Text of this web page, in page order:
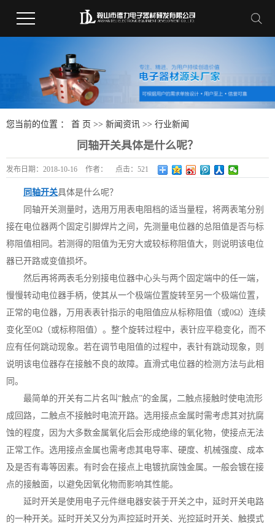
您当前的位置 ： 首 页 >> 新闻资讯 >> 行业新闻
同轴开关具体是什么呢？
发布日期： 2018-10-16 作者： 点击： 521
同轴开关具体是什么呢？
同轴开关测量时，选用万用表电阻档的适当量程，将两表笔分别
接在电位器两个固定引脚焊片之间，先测量电位器的总阻值是否与标
称阻值相同。若测得的阻值为无穷大或较标称阻值大，则说明该电位
器已开路或变值损坏。
然后再将两表毛分别接电位器中心头与两个固定端中的任一端，
慢慢转动电位器手柄，使其从一个极端位置旋转至另一个极端位置，
正常的电位器，万用表表针指示的电阻值应从标称阻值（或0Ω）连续
变化至0Ω（或标称阻值）。整个旋转过程中，表针应平稳变化，而不
应有任何跳动现象。若在调节电阻值的过程中，表针有跳动现象，则
说明该电位器存在接触不良的故障。直滑式电位器的检测方法与此相
同。
最简单的开关有二片名叫“触点”的金属，二触点接触时使电流形
成回路，二触点不接触时电流开路。选用接点金属时需考虑其对抗腐
蚀的程度，因为大多数金属氧化后会形成绝缘的氧化物，使接点无法
正常工作。选用接点金属也需考虑其电导率、硬度、机械强度、成本
及是否有毒等因素。有时会在接点上电镀抗腐蚀金属。一般会镀在接
点的接触面，以避免因氧化物而影响其性能。
延时开关是使用电子元件继电器安装于开关之中，延时开关电路
的一种开关。延时开关又分为声控延时开关、光控延时开关、触摸式